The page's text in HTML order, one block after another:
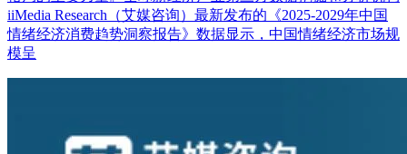
iiMedia Research（艾媒咨询）最新发布的《2025-2029年中国
情绪经济消费趋势洞察报告》数据显示，中国情绪经济市场规
模呈